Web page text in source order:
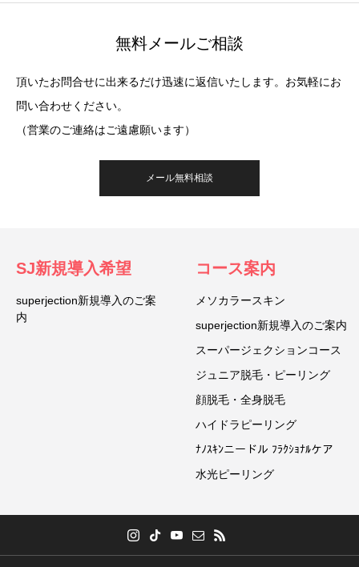
無料メールご相談
頂いたお問合せに出来るだけ迅速に返信いたします。お気軽にお
問い合わせください。
（営業のご連絡はご遠慮願います）
メール無料相談
SJ新規導入希望
superjection新規導入のご案
内
コース案内
メソカラースキン
superjection新規導入のご案内
スーパージェクションコース
ジュニア脱毛・ピーリング
顔脱毛・全身脱毛
ハイドラピーリング
ﾅﾉｽｷﾝニードル ﾌﾗｸｼｮﾅﾙケア
水光ピーリング